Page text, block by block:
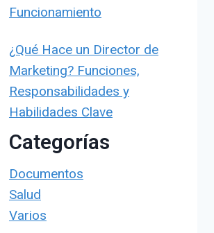
Funcionamiento
¿Qué Hace un Director de
Marketing? Funciones,
Responsabilidades y
Habilidades Clave
Categorías
Documentos
Salud
Varios